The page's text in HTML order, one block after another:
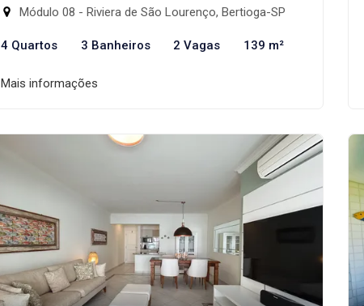
Módulo 08 - Riviera de São Lourenço, Bertioga-SP
4 Quartos 3 Banheiros 2 Vagas 139 m²
Mais informações